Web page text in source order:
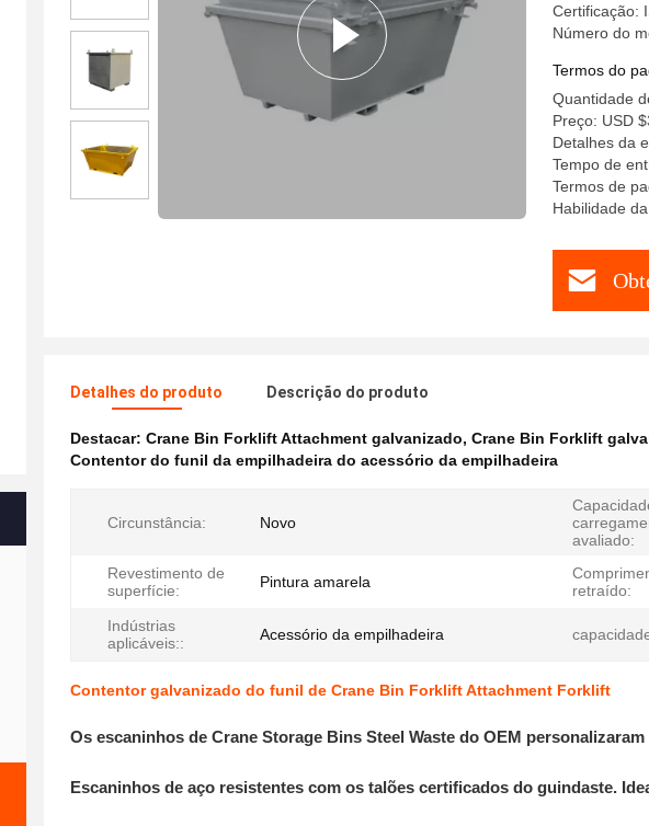
Certificação:
Número do
Termos do
Quantidade
Preço: USD
Detalhes da
Tempo de
Termos de
Habilidade
Detalhes do produto Descrição do produto
Destacar: Crane Bin Forklift Attachment galvanizado, Crane Bin Forklift
Contentor do funil da empilhadeira do acessório da empilhadeira
Circunstância: Novo
avaliado:
Revestimento de
superfície:
Pintura amarela
retraído:
Indústrias
aplicáveis::
Acessório da empilhadeira
Contentor galvanizado do funil de Crane Bin Forklift Attachment Forklift
Os escaninhos de Crane Storage Bins Steel Waste do OEM
Escaninhos de aço resistentes com os talões certificados do guindaste.